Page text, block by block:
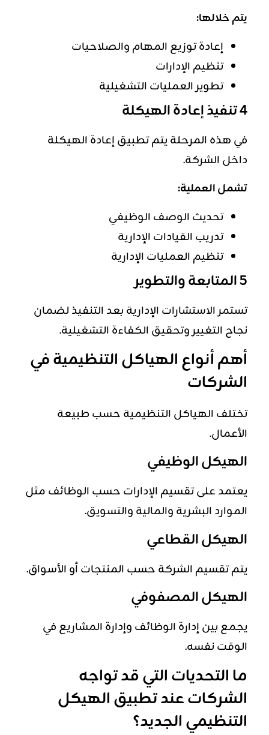
يتم خلالها:
إعادة توزيع المهام والصلاحيات
تنظيم الإدارات
تطوير العمليات التشغيلية
4 تنفيذ إعادة الهيكلة
في هذه المرحلة يتم تطبيق إعادة الهيكلة
داخل الشركة.
تشمل العملية:
تحديث الوصف الوظيفي
تدريب القيادات الإدارية
تنظيم العمليات الإدارية
5 المتابعة والتطوير
تستمر الاستشارات الإدارية بعد التنفيذ لضمان
نجاح التغيير وتحقيق الكفاءة التشغيلية.
أهم أنواع الهياكل التنظيمية في
الشركات
تختلف الهياكل التنظيمية حسب طبيعة
الأعمال.
الهيكل الوظيفي
يعتمد على تقسيم الإدارات حسب الوظائف مثل
الموارد البشريةوالمالية والتسويق.
الهيكل القطاعي
يتم تقسيم الشركة حسب المنتجات أو الأسواق.
الهيكل المصفوفي
يجمع بين إدارة الوظائف وإدارة المشاريع في
الوقت نفسه.
ما التحديات التي قد تواجه
الشركات عند تطبيق الهيكل
التنظيمي الجديد؟